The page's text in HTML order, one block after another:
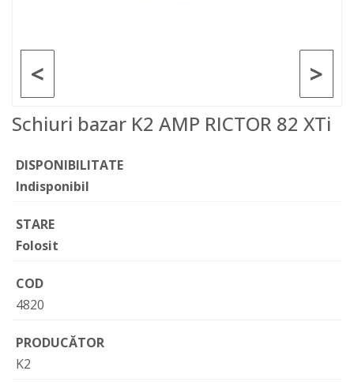
>
<
Schiuri bazar K2 AMP RICTOR 82 XTi
DISPONIBILITATE
Indisponibil
STARE
Folosit
COD
4820
PRODUCĂTOR
K2